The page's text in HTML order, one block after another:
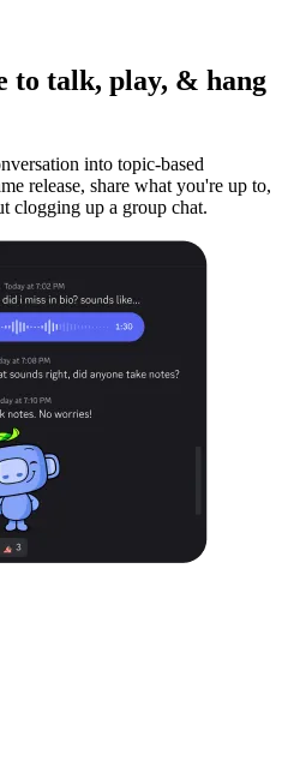
to talk, play, & hang
into topic-based
release, share what you're up to,
clogging up a group chat.